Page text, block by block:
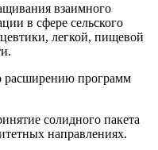
взаимного
в сфере сельского
легкой, пищевой
расширению программ
солидного пакета
направлениях.